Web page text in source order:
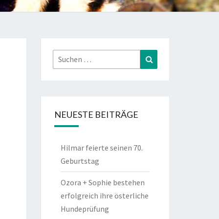
Suchen
nach:
NEUESTE BEITRÄGE
Hilmar feierte seinen 70.
Geburtstag
Ozora + Sophie bestehen
erfolgreich ihre österliche
Hundeprüfung